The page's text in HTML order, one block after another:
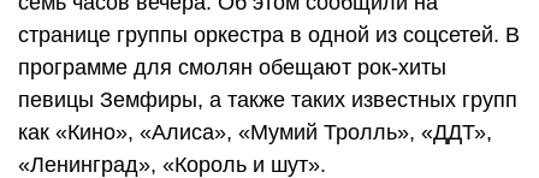
странице группы оркестра в одной из соцсетей. В
программе для смолян обещают рок-хиты
певицы Земфиры, а также таких известных групп
как «Кино», «Алиса», «Мумий Тролль», «ДДТ»,
«Ленинград», «Король и шут».